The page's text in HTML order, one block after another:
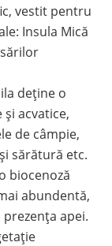
vestit pentru
Insula Mică
deține o
acvatice,
de câmpie,
sărătură etc.
biocenoză
abundentă,
apei.